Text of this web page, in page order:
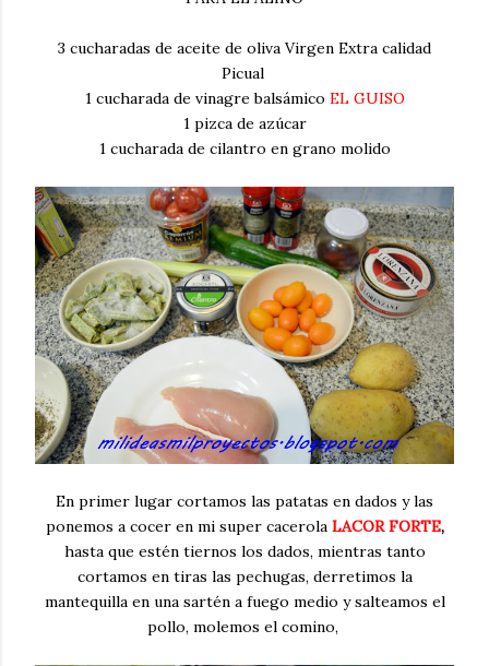
3 cucharadas de aceite de oliva Virgen Extra calidad
Picual
1 cucharada de vinagre balsámico EL GUISO
1 pizca de azúcar
1 cucharada de cilantro en grano molido
En primer lugar cortamos las patatas en dados y las
ponemos a cocer en mi super cacerola LACOR FORTE,
hasta que estén tiernos los dados, mientras tanto
cortamos en tiras las pechugas, derretimos la
mantequilla en una sartén a fuego medio y salteamos el
pollo, molemos el comino,